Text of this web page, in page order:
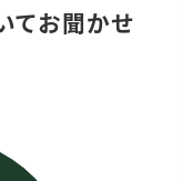
てお聞かせ